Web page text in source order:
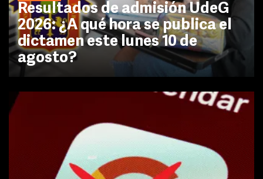
Resultados de admisión UdeG
2026: ¿A qué hora se publica el
dictamen este lunes 10 de
agosto?